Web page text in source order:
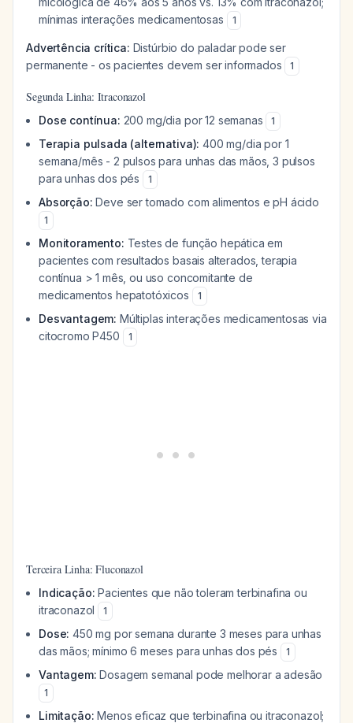
mínimas interações medicamentosas
1
Advertência crítica: Distúrbio do paladar pode ser
permanente - os pacientes devem ser informados
1
Segunda Linha: Itraconazol
Dose contínua: 200 mg/dia por 12 semanas 1
Terapia pulsada (alternativa): 400 mg/dia por 1
semana/mês - 2 pulsos para unhas das mãos, 3 pulsos
para unhas dos pés
1
Absorção: Deve ser tomado com alimentos e pH ácido
1
Monitoramento: Testes de função hepática em
pacientes com resultados basais alterados, terapia
contínua > 1 mês, ou uso concomitante de
medicamentos hepatotóxicos
1
Desvantagem: Múltiplas interações medicamentosas via
citocromo P450
1
Terceira Linha: Fluconazol
Indicação: Pacientes que não toleram terbinafina ou
itraconazol
1
Dose: 450 mg por semana durante 3 meses para unhas
das mãos; mínimo 6 meses para unhas dos pés
1
Vantagem: Dosagem semanal pode melhorar a adesão
1
Limitação: Menos eficaz que terbinafina ou itraconazol;